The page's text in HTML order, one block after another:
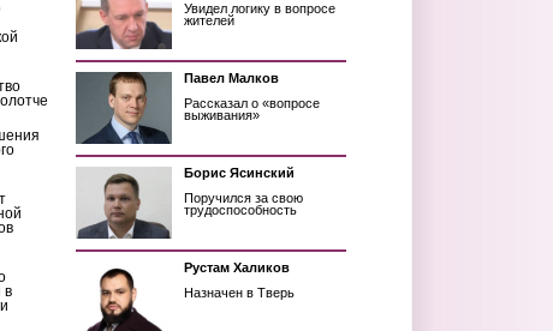
в
Увидел логику в вопросе
жителей
Павел Малков
Рассказал о «вопросе
выживания»
Борис Ясинский
Поручился за свою
трудоспособность
Рустам Халиков
Назначен в Тверь